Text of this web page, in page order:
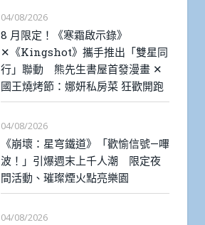
04/08/2026
8 月限定！《寒霜啟示錄》
✕《Kingshot》攜手推出「雙星同
行」聯動 熊先生書屋首發漫畫 ✕
國王燒烤節：娜妍私房菜 狂歡開跑
04/08/2026
《崩壞：星穹鐵道》「歡愉信號—嗶
波！」引爆週末上千人潮 限定夜
間活動、璀璨煙火點亮樂園
04/08/2026